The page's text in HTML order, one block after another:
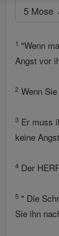
5 Mose
1 "Wenn
Angst vor
2 Wenn
3 Er muss
keine
4 Der
5 " Die
Sie ihn